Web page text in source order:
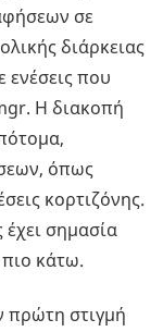
σε
διάρκειας
ενέσεις που
Η διακοπή
όπως
κορτιζόνης.
έχει σημασία
κάτω.
πρώτη στιγμή